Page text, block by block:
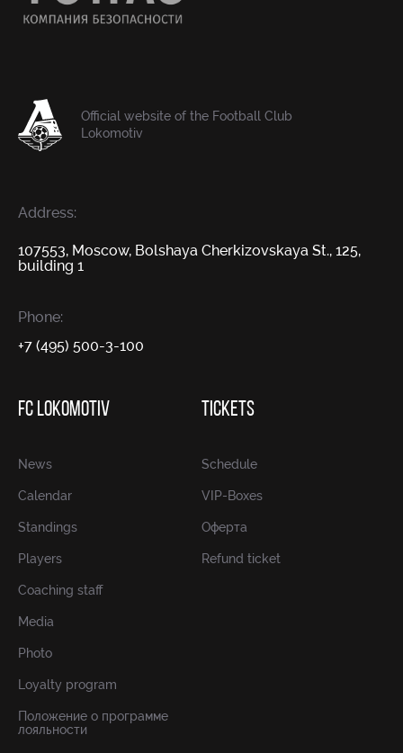
Official website of the Football Club
Lokomotiv
Address:
107553, Moscow, Bolshaya Cherkizovskaya St., 125,
building 1
Phone:
+7 (495) 500-3-100
FC LOKOMOTIV
News
Calendar
Standings
Players
Coaching staff
Media
Photo
Loyalty program
Положение о программе
лояльности
TICKETS
Schedule
VIP-Boxes
Оферта
Refund ticket